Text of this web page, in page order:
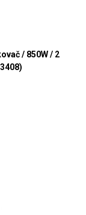
/ 850W / 2